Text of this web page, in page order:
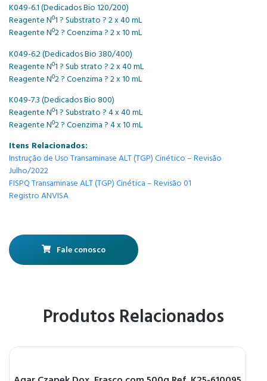
K049-6.1 (Dedicados Bio 120/200)
Reagente Nº1 ? Substrato ? 2 x 40 mL
Reagente Nº2 ? Coenzima ? 2 x 10 mL
K049-6.2 (Dedicados Bio 380/400)
Reagente Nº1 ? Sub strato ? 2 x 40 mL
Reagente Nº2 ? Coenzima ? 2 x 10 mL
K049-7.3 (Dedicados Bio 800)
Reagente Nº1 ? Substrato ? 4 x 40 mL
Reagente Nº2 ? Coenzima ? 4 x 10 mL
Itens Relacionados:
Instrução de Uso Transaminase ALT (TGP) Cinético – Revisão
Julho/2022
FISPQ Transaminase ALT (TGP) Cinética – Revisão 01
Registro ANVISA
Fale conosco
Produtos Relacionados